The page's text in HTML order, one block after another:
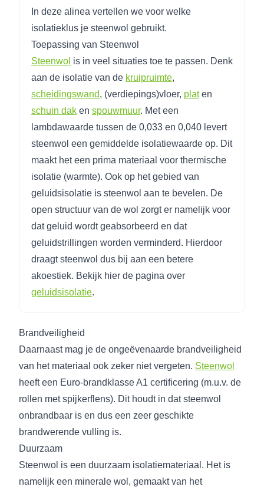
In deze alinea vertellen we voor welke
isolatieklus je steenwol gebruikt.
Toepassing van Steenwol
Steenwol is in veel situaties toe te passen. Denk
aan de isolatie van de kruipruimte,
scheidingswand, (verdiepings)vloer, platen
schuin dak en spouwmuur. Met een
lambdawaarde tussen de 0,033 en 0,040 levert
steenwol een gemiddelde isolatiewaarde op. Dit
maakt het een prima materiaal voor thermische
isolatie (warmte). Ook op het gebied van
geluidsisolatie is steenwol aan te bevelen. De
open structuur van de wol zorgt er namelijk voor
dat geluid wordt geabsorbeerd en dat
geluidstrillingen worden verminderd. Hierdoor
draagt steenwol dus bij aan een betere
akoestiek. Bekijk hier de pagina over
geluidsisolatie.
Brandveiligheid
Daarnaast mag je de ongeëvenaarde brandveiligheid
van het materiaal ook zeker niet vergeten. Steenwol
heeft een Euro-brandklasse A1 certificering (m.u.v. de
rollen met spijkerflens). Dit houdt in dat steenwol
onbrandbaar is en dus een zeer geschikte
brandwerende vulling is.
Duurzaam
Steenwol is een duurzaam isolatiemateriaal. Het is
namelijk een minerale wol, gemaakt van het